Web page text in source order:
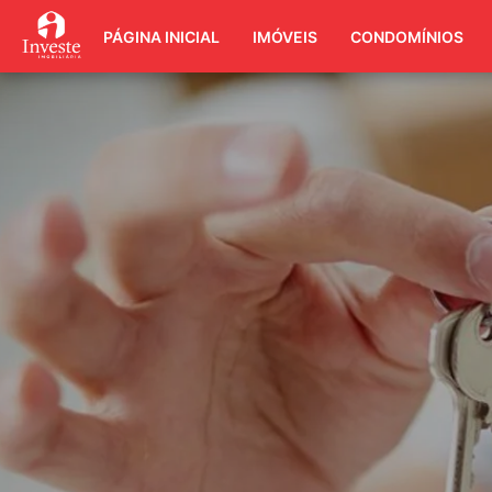
PÁGINA INICIAL IMÓVEIS CONDOMÍNIOS